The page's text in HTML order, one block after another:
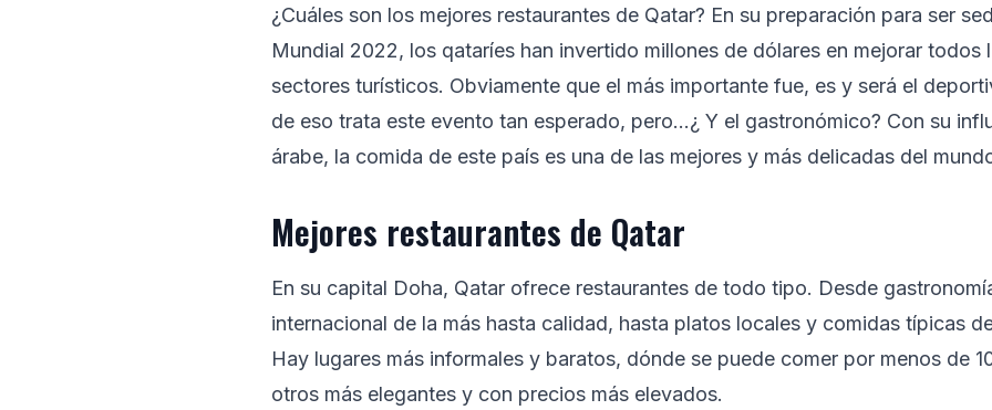
¿Cuáles son los mejores restaurantes de Qatar? En su preparación para ser
Mundial 2022, los qataríes han invertido millones de dólares en mejorar todos
sectores turísticos. Obviamente que el más importante fue, es y será el
de eso trata este evento tan esperado, pero...¿ Y el gastronómico? Con su
árabe, la comida de este país es una de las mejores y más delicadas del
Mejores restaurantes de Qatar
En su capital Doha, Qatar ofrece restaurantes de todo tipo. Desde
internacional de la más hasta calidad, hasta platos locales y comidas típicas
Hay lugares más informales y baratos, dónde se puede comer por menos de
otros más elegantes y con precios más elevados.